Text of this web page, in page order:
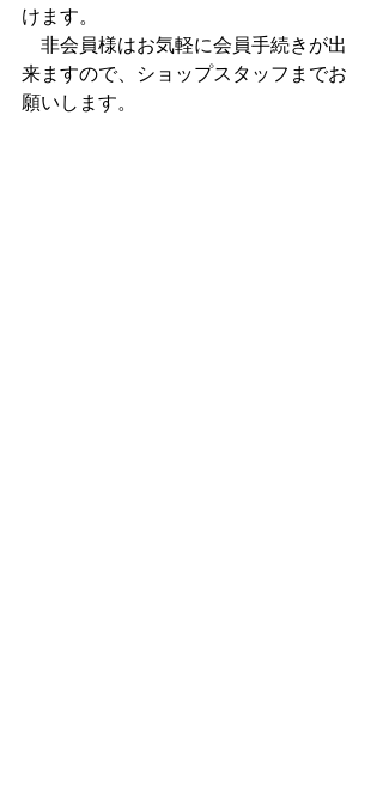
けます。
非会員様はお気軽に会員手続きが出
来ますので、ショップスタッフまでお
願いします。